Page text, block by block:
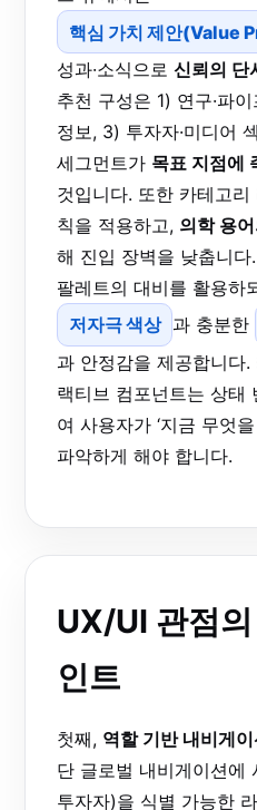
핵심 가치 제안(Value
성과·소식으로 신뢰의 단
추천 구성은 1) 연구·파
정보, 3) 투자자·미디어
세그먼트가 목표 지점에
것입니다. 또한 카테고
칙을 적용하고, 의학 용
해 진입 장벽을 낮춥니
팔레트의 대비를 활용하
저자극 색상 과 충분한
과 안정감을 제공합니다.
랙티브 컴포넌트는 상태
여 사용자가 ‘지금 무엇
파악하게 해야 합니다.
UX/UI 관점
인트
첫째, 역할 기반 내비게이
단 글로벌 내비게이션에
투자자)을 식별 가능한